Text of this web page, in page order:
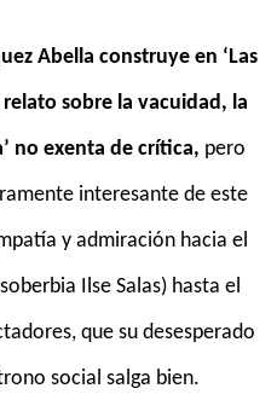
Abella construye en ‘Las
sobre la vacuidad, la
no exenta de crítica, pero
interesante de este
y admiración hacia el
Ilse Salas) hasta el
que su desesperado
social salga bien.